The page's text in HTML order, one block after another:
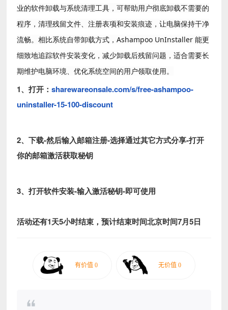
业的软件卸载与系统清理工具，可帮助用户彻底卸载不需要的
程序，清理残留文件、注册表项和安装痕迹，让电脑保持干净
流畅。相比系统自带卸载方式，Ashampoo UnInstaller 能更
细致地追踪软件安装变化，减少卸载后残留问题，适合需要长
期维护电脑环境、优化系统空间的用户领取使用。
1、打开：sharewareonsale.com/s/free-ashampoo-
uninstaller-15-100-discount
2、下载-然后输入邮箱注册-选择通过其它方式分享-打开
你的邮箱激活获取秘钥
3、打开软件安装-输入激活秘钥-即可使用
活动还有1天5小时结束，预计结束时间北京时间7月5日